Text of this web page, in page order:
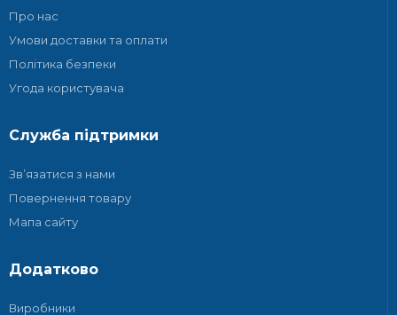
Про нас
Умови доставки та оплати
Політика безпеки
Угода користувача
Служба підтримки
Зв’язатися з нами
Повернення товару
Мапа сайту
Додатково
Виробники